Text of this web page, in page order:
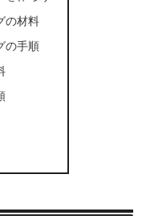
の材料
の手順